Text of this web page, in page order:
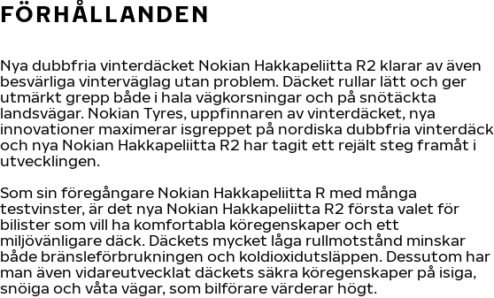
FÖRHÅLLANDEN
Nya dubbfria vinterdäcket Nokian Hakkapeliitta R2 klarar av även
besvärliga vinterväglag utan problem. Däcket rullar lätt och ger
utmärkt grepp både i hala vägkorsningar och på snötäckta
landsvägar. Nokian Tyres, uppfinnaren av vinterdäcket, nya
innovationer maximerar isgreppet på nordiska dubbfria vinterdäck
och nya Nokian Hakkapeliitta R2 har tagit ett rejält steg framåt i
utvecklingen.
Som sin föregångare Nokian Hakkapeliitta R med många
testvinster, är det nya Nokian Hakkapeliitta R2 första valet för
bilister som vill ha komfortabla köregenskaper och ett
miljövänligare däck. Däckets mycket låga rullmotstånd minskar
både bränsleförbrukningen och koldioxidutsläppen. Dessutom har
man även vidareutvecklat däckets säkra köregenskaper på isiga,
snöiga och våta vägar, som bilförare värderar högt.